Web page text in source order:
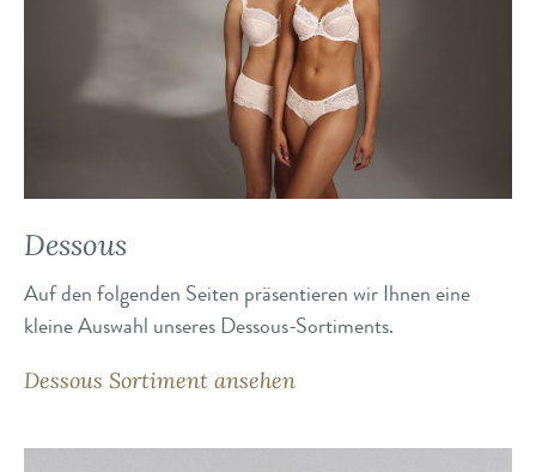
Dessous
Auf den folgenden Seiten präsentieren wir Ihnen eine
kleine Auswahl unseres Dessous-Sortiments.
Dessous Sortiment ansehen